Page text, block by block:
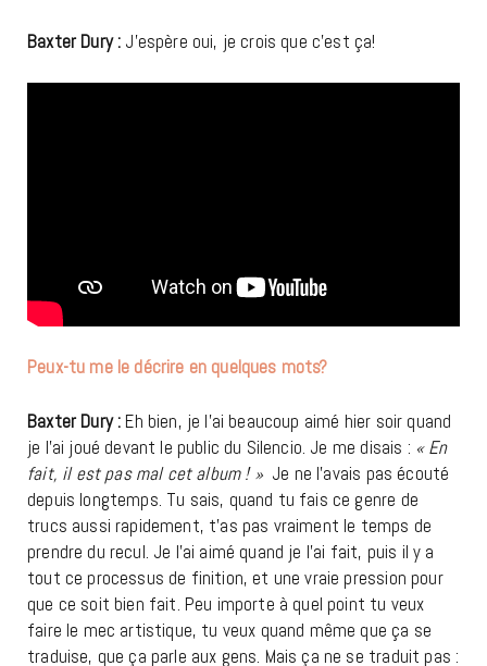
Baxter Dury : J’espère oui, je crois que c’est ça!
Peux-tu me le décrire en quelques mots?
Baxter Dury : Eh bien, je l’ai beaucoup aimé hier soir quand
je l’ai joué devant le public du Silencio. Je me disais : « En
fait, il est pas mal cet album ! » Je ne l’avais pas écouté
depuis longtemps. Tu sais, quand tu fais ce genre de
trucs aussi rapidement, t’as pas vraiment le temps de
prendre du recul. Je l’ai aimé quand je l’ai fait, puis il y a
tout ce processus de finition, et une vraie pression pour
que ce soit bien fait. Peu importe à quel point tu veux
faire le mec artistique, tu veux quand même que ça se
traduise, que ça parle aux gens. Mais ça ne se traduit pas :